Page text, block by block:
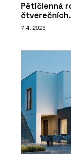
Pětičlenná
7. 4. 2026